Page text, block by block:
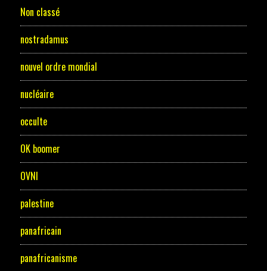
Non classé
nostradamus
nouvel ordre mondial
nucléaire
occulte
OK boomer
OVNI
palestine
panafricain
panafricanisme